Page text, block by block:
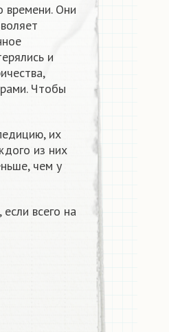
времени. Они
и
Чтобы
их
из них
чем у
всего на